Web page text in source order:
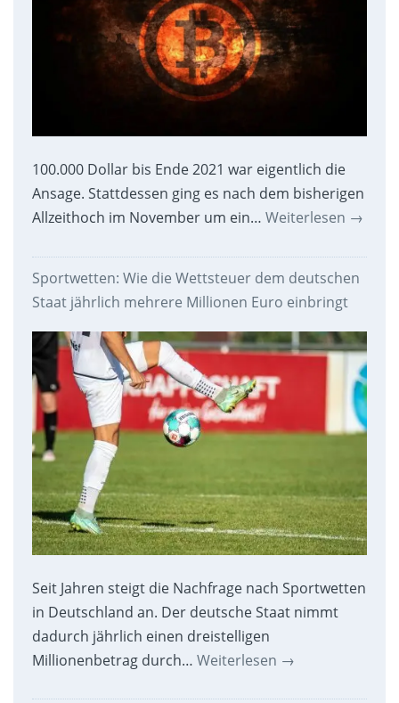
100.000 Dollar bis Ende 2021 war eigentlich die
Ansage. Stattdessen ging es nach dem bisherigen
Allzeithoch im November um ein… Weiterlesen →
Sportwetten: Wie die Wettsteuer dem deutschen
Staat jährlich mehrere Millionen Euro einbringt
Seit Jahren steigt die Nachfrage nach Sportwetten
in Deutschland an. Der deutsche Staat nimmt
dadurch jährlich einen dreistelligen
Millionenbetrag durch… Weiterlesen →